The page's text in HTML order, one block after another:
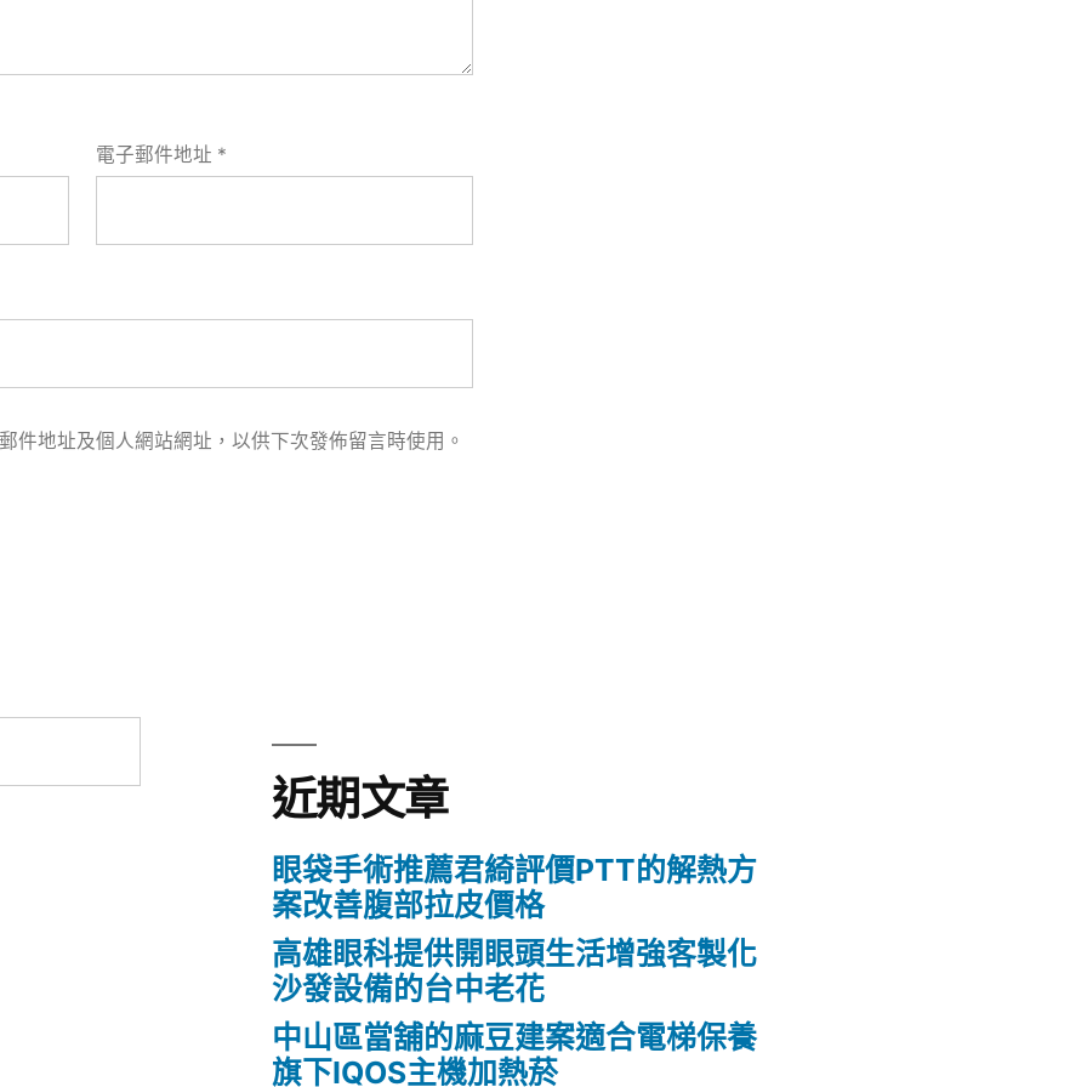
電子郵件地址 *
件地址及個人網站網址，以供下次發佈留言時使用。
近期文章
眼袋手術推薦君綺評價PTT的解熱方
案改善腹部拉皮價格
高雄眼科提供開眼頭生活增強客製化
沙發設備的台中老花
中山區當舖的麻豆建案適合電梯保養
旗下IQOS主機加熱菸